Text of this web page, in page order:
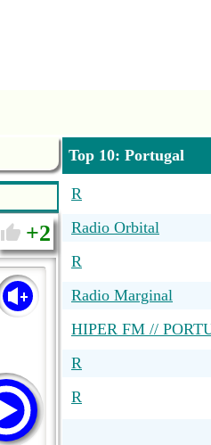
2
Top 10: Portugal
R
Radio Orbital
R
Radio Marginal
HIPER FM //
R
R